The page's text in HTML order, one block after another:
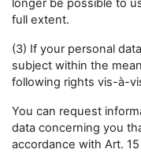
longer be possible to
full extent.
(3) If your personal
subject within the
following rights vis-à-
You can request
data concerning you
accordance with Art.